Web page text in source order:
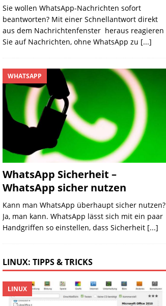
Sie wollen WhatsApp-Nachrichten sofort
beantworten? Mit einer Schnellantwort direkt
aus dem Nachrichtenfenster heraus reagieren
Sie auf Nachrichten, ohne WhatsApp zu [...]
WhatsApp Sicherheit –
WhatsApp sicher nutzen
WHATSAPP
Kann man WhatsApp überhaupt sicher nutzen?
Ja, man kann. WhatsApp lässt sich mit ein paar
Handgriffen so einstellen, dass Sicherheit [...]
LINUX: TIPPS & TRICKS
LINUX